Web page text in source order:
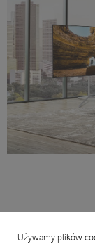
Używamy plików